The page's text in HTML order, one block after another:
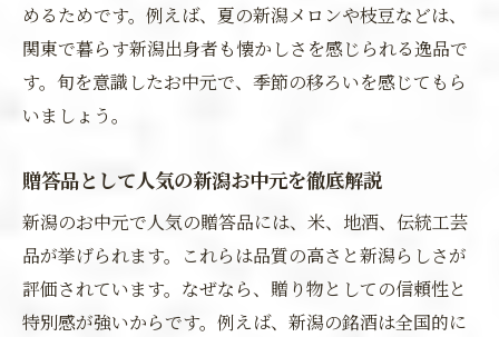
めるためです。例えば、夏の新潟メロンや枝豆などは、
関東で暮らす新潟出身者も懐かしさを感じられる逸品で
す。旬を意識したお中元で、季節の移ろいを感じてもら
いましょう。
贈答品として人気の新潟お中元を徹底解説
新潟のお中元で人気の贈答品には、米、地酒、伝統工芸
品が挙げられます。これらは品質の高さと新潟らしさが
評価されています。なぜなら、贈り物としての信頼性と
特別感が強いからです。例えば、新潟の銘酒は全国的に